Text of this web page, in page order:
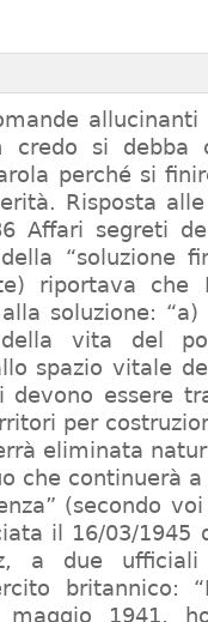
credo si debba
perché si
Risposta
Affari segreti
“soluzione
riportava che
soluzione:
vita del
spazio vitale
devono essere
per
eliminata
che continuerà
(secondo
il 16/03/1945
a due
britannico:
1941,